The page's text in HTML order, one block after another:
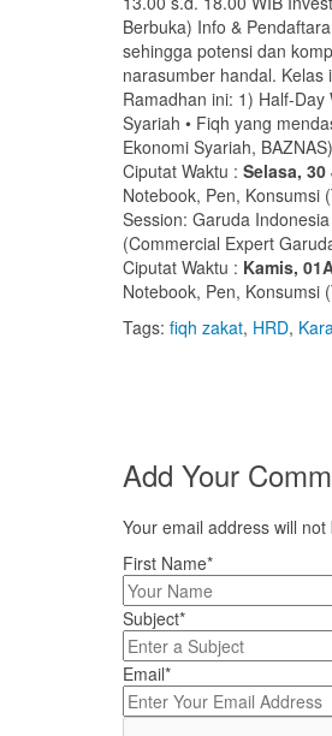
Berbuka) Info &
sehingga potensi dan
narasumber handal.
Ramadhan ini: 1) Half-Day
Syariah • Fiqh yang
Ekonomi Syariah,
Ciputat Waktu : Selasa,
Notebook, Pen, Konsumsi
Session: Garuda
(Commercial Expert
Ciputat Waktu : Kamis,
Notebook, Pen, Konsumsi
Tags: fiqh zakat, HRD,
Add Your
Your email address will
First Name*
Subject*
Email*